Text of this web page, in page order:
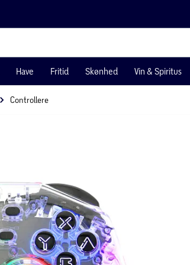
Have Fritid Skønhed Vin & Spiritus
Controllere